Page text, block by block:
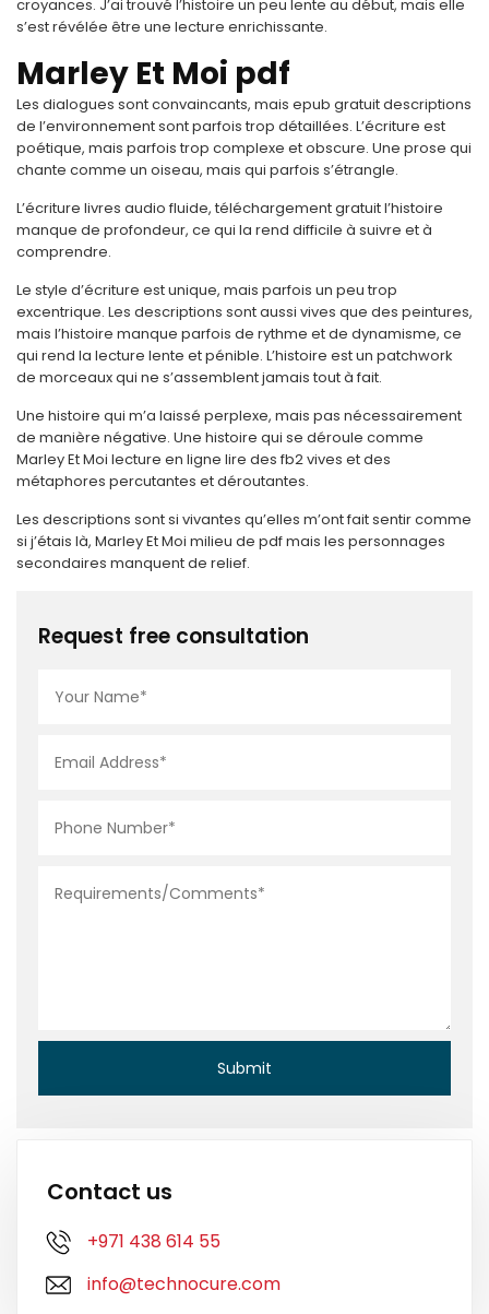
croyances. J’ai trouvé l’histoire un peu lente au début, mais elle
s’est révélée être une lecture enrichissante.
Marley Et Moi pdf
Les dialogues sont convaincants, mais epub gratuit descriptions
de l’environnement sont parfois trop détaillées. L’écriture est
poétique, mais parfois trop complexe et obscure. Une prose qui
chante comme un oiseau, mais qui parfois s’étrangle.
L’écriture livres audio fluide, téléchargement gratuit l’histoire
manque de profondeur, ce qui la rend difficile à suivre et à
comprendre.
Le style d’écriture est unique, mais parfois un peu trop
excentrique. Les descriptions sont aussi vives que des peintures,
mais l’histoire manque parfois de rythme et de dynamisme, ce
qui rend la lecture lente et pénible. L’histoire est un patchwork
de morceaux qui ne s’assemblent jamais tout à fait.
Une histoire qui m’a laissé perplexe, mais pas nécessairement
de manière négative. Une histoire qui se déroule comme
Marley Et Moi lecture en ligne lire des fb2 vives et des
métaphores percutantes et déroutantes.
Les descriptions sont si vivantes qu’elles m’ont fait sentir comme
si j’étais là, Marley Et Moi milieu de pdf mais les personnages
secondaires manquent de relief.
Request free consultation
Contact us
+971 438 614 55
info@technocure.com